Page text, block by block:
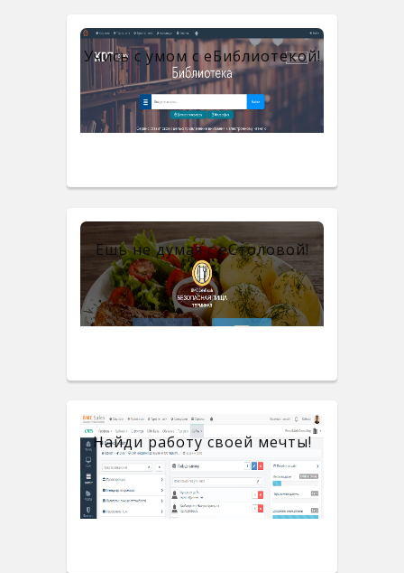
Учись с умом с eБиблиотекой!
Ешь не думая с eСтоловой!
Найди работу своей мечты!